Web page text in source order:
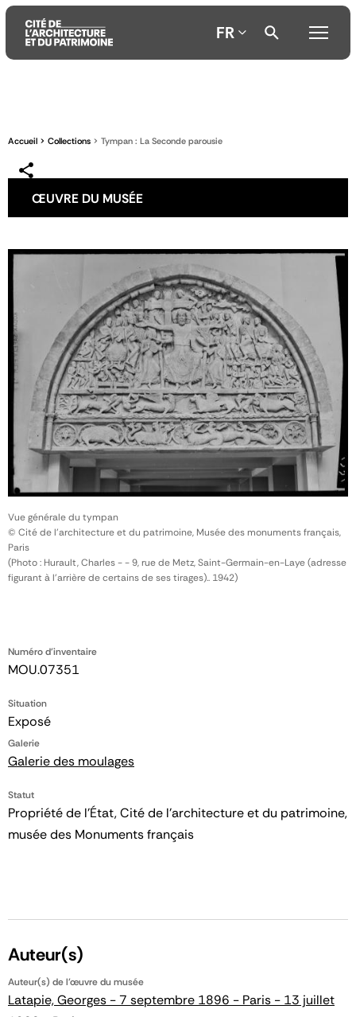
contenu
menu
la
FR
Accueil Collections Tympan : La Seconde parousie
ŒUVRE DU MUSÉE
Numéro d'inventaire
MOU.07351
Situation
Exposé
Galerie
Galerie des moulages
Statut
Propriété de l’État, Cité de l’architecture et du patrimoine,
musée des Monuments français
Vue générale du tympan
© Cité de l'architecture et du patrimoine, Musée des monuments français,
Paris
(Photo : Hurault, Charles - - 9, rue de Metz, Saint-Germain-en-Laye (adresse
figurant à l'arrière de certains de ses tirages).. 1942)
Auteur(s)
Auteur(s) de l'œuvre du musée
Latapie, Georges - 7 septembre 1896 - Paris - 13 juillet